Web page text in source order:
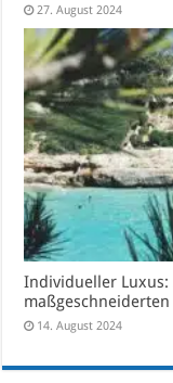
27. August 2024
Individueller Luxus:
14. August 2024